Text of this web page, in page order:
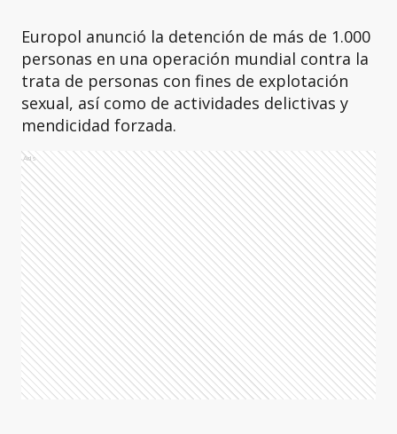
Europol anunció la detención de más de 1.000
personas en una operación mundial contra la
trata de personas con fines de explotación
sexual, así como de actividades delictivas y
mendicidad forzada.
Ads